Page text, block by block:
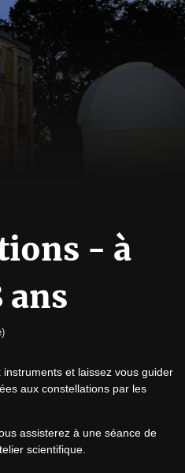
- à
ans
)
et laissez vous guider
aux constellations par les
assisterez à une séance de
scientifique.